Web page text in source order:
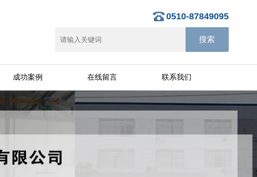
0510-87849095
成功案例 在线留言 联系我们